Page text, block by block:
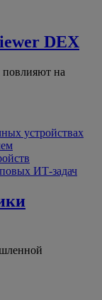
DEX
повлияют на
устройствах
ИТ-задач